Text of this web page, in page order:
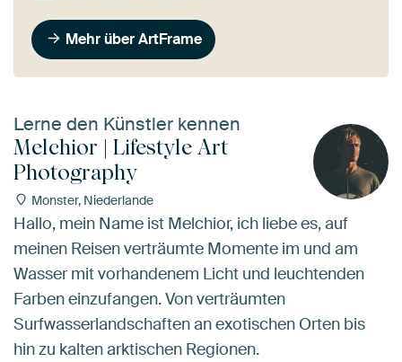
Mehr über ArtFrame
Lerne den Künstler kennen
Melchior | Lifestyle Art
Photography
Monster, Niederlande
Hallo, mein Name ist Melchior, ich liebe es, auf
meinen Reisen verträumte Momente im und am
Wasser mit vorhandenem Licht und leuchtenden
Farben einzufangen. Von verträumten
Surfwasserlandschaften an exotischen Orten bis
hin zu kalten arktischen Regionen.